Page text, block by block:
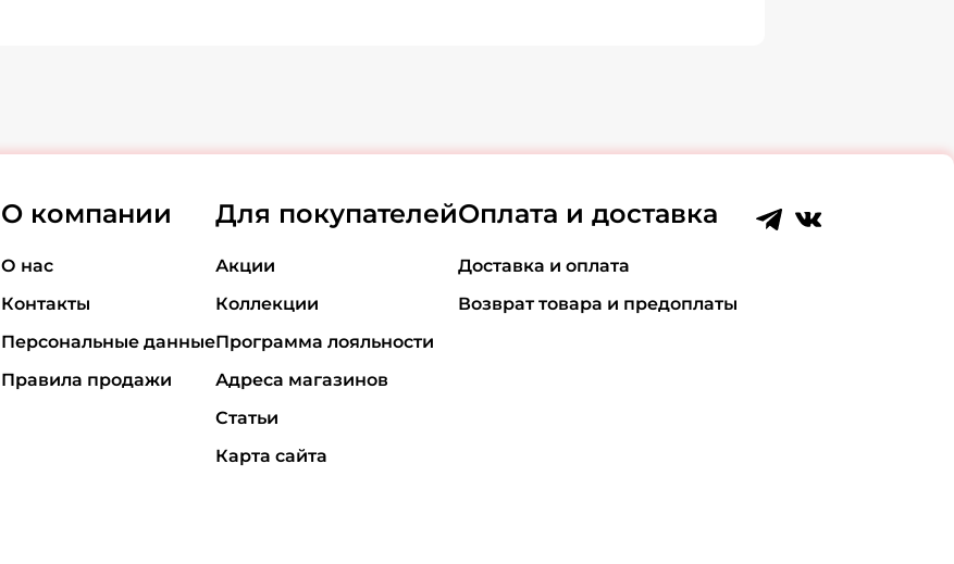
О компании
О нас
Контакты
Персональные данные
Правила продажи
Для покупателей
Акции
Коллекции
Программа лояльности
Адреса магазинов
Статьи
Карта сайта
Оплата и доставка
Доставка и оплата
Возврат товара и предоплаты